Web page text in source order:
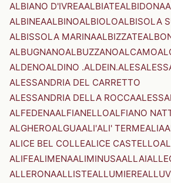
ALBIANO D'IVREAALBIATEALBIDONA
ALBINEAALBINOALBIOLOALBISOLA
ALBISSOLA MARINAALBIZZATE
ALBUGNANOALBUZZANOALCAMO
ALDENOALDINO .ALDEIN.ALES
ALESSANDRIA DEL CARRETTO
ALESSANDRIA DELLA ROCCA
ALFEDENAALFIANELLOALFIANO
ALGHEROALGUAALI'ALI' TERMEALIA
ALICE BEL COLLEALICE CASTELLO
ALIFEALIMENAALIMINUSAALLAI
ALLERONAALLISTEALLUMIERE